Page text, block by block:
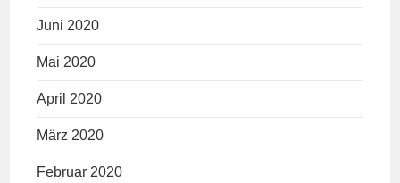
Juni 2020
Mai 2020
April 2020
März 2020
Februar 2020